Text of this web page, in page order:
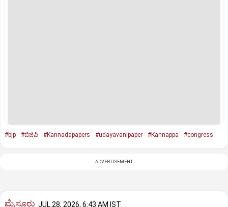
#bjp #ಬಿಜೆಪಿ #Kannadapapers #udayavanipaper #Kannappa #congress
ADVERTISEMENT
ಮೈಸೂರು JUL 28, 2026, 6:43 AM IST